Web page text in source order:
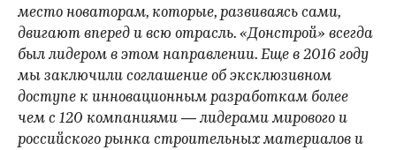
место новаторам, которые, развиваясь сами,
двигают вперед и всю отрасль. «Донстрой» всегда
был лидером в этом направлении. Еще в 2016 году
мы заключили соглашение об эксклюзивном
доступе к инновационным разработкам более
чем с 120 компаниями — лидерами мирового и
российского рынка строительных материалов и